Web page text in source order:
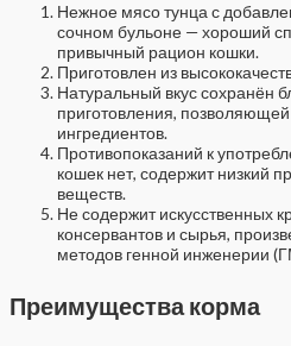
Нежное мясо тунца с
сочном бульоне — хороший
привычный рацион кошки.
Приготовлен из
Натуральный вкус сохранён
приготовления, позволяющей
ингредиентов.
Противопоказаний к
кошек нет, содержит низкий
веществ.
Не содержит искусственных
консервантов и сырья,
методов генной инженерии
Преимущества корма